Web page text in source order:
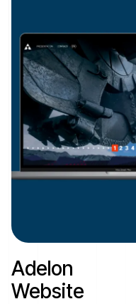
Adelon
Website